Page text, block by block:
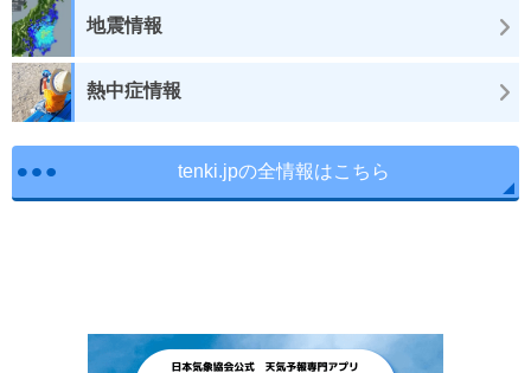
地震情報
熱中症情報
tenki.jpの全情報はこちら